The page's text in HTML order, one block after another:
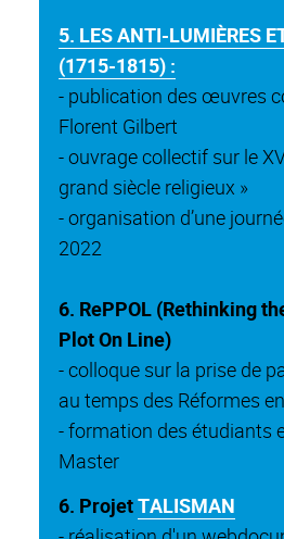
5. LES ANTI-LUMIÈRES
(1715-1815) :
- publication des œuvres
Florent Gilbert
- ouvrage collectif sur le
grand siècle religieux »
- organisation d’une
2022
6. RePPOL (Rethinking
Plot On Line)
- colloque sur la prise de
au temps des Réformes
- formation des étudiants
Master
6. ProjetTALISMAN